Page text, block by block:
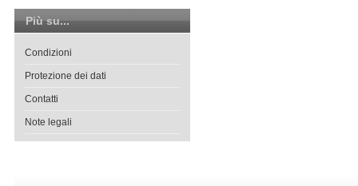
Più su...
Condizioni
Protezione dei dati
Contatti
Note legali